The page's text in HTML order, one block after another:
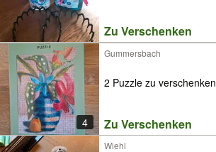
Zu Verschenken
4
Gummersbach
2 Puzzle zu verschenken
Zu Verschenken
Wiehl